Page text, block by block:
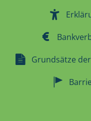
Grundsätze